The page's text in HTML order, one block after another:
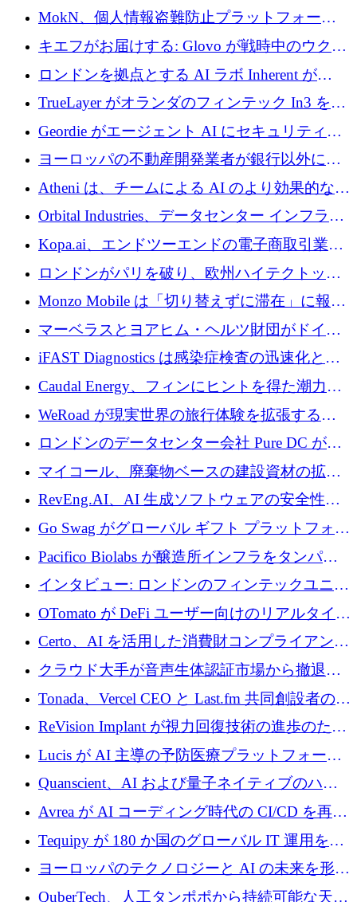
TrueLayer が In3 を買収、ロンドンが首位の座
を奪還
MokN、個人情報盗難防止プラットフォーム
の成長のためにシリーズ A で 1,500 万ドルを
調達
キエフがお届けする: Glovo が戦時中のウクラ
イナで最も急速に成長する市場の 1 つをどの
ように拡大したか
ロンドンを拠点とする AI ラボ Inherent が
5,000 万ドルの資金調達でステルスから浮上
TrueLayer がオランダのフィンテック In3 を買
収、チェックアウト時にクレジットを提供
Geordie がエージェント AI にセキュリティと
ガバナンスをもたらすために 3,000 万ドルを
ヨーロッパの不動産開発業者が銀行以外にも
目を向けているため、InRentoの資金調達額は
1億ユーロを突破
Atheni は、チームによる AI のより効果的な使
用を支援するために 35 万ポンドを確保
Orbital Industries、データセンター インフラス
トラクチャ システムの拡張に 5,000 万ドルを
確保
Kopa.ai、エンドツーエンドの電子商取引業務
用の AI エージェントを構築するために 200
万ユーロを調達
ロンドンがパリを破り、欧州ハイテクトップ
の座を奪還
Monzo Mobile は「切り替えずに滞在」に報酬
を与える
マーベラスとヨアヒム・ヘルツ財団がドイツ
の商業化ギャップを埋めるために2,000万ユー
ロのディープテック基金を立ち上げる
iFAST Diagnostics は感染症検査の迅速化と抗
菌薬耐性への取り組みに 500 万ポンドを寄付
Caudal Energy、フィンにヒントを得た潮力発
電技術の規模拡大に向けて 430 万ポンドを調
WeRoad が現実世界の旅行体験を拡張するた
めに 5,800 万ドルを獲得
ロンドンのデータセンター会社 Pure DC が欧
州と中東の拡張に 27 億ドルを確保
マイコール、廃棄物ベースの建設資材の拡大
に400万ポンドを投資
RevEng.AI、AI 生成ソフトウェアの安全性を
確保するために 1,500 万ドルを調達
Go Swag がグローバル ギフト プラットフォー
ムを拡大するために 500 万ドルを調達
Pacifico Biolabs が醸造所インフラをタンパク
質生産に転換するために 700 万ユーロを調達
インタビュー: ロンドンのフィンテックユニコ
ーン Tide の CEO、オリバー・プリル氏
OTomato が DeFi ユーザー向けのリアルタイム
インテリジェンス レイヤーを構築するために
Improbable から 200 万ドルを調達
Certo、AI を活用した消費財コンプライアンス
プラットフォームのために 400 万ドルを調達
クラウド大手が音声生体認証市場から撤退す
るなか、Voxmindが54万6,000ポンドのプレシ
ード資金を調達
Tonada、Vercel CEO と Last.fm 共同創設者の支
援を受けてステルス撤退
ReVision Implant が視力回復技術の進歩のため
に 400 万ユーロを確保
Lucis が AI 主導の予防医療プラットフォーム
を拡大するためにシリーズ A で 2,000 万ドル
を調達
Quanscient、AI および量子ネイティブのハー
ドウェア エンジニアリングを推進するために
1,000 万ユーロを調達
Avrea が AI コーディング時代の CI/CD を再発
明するために 470 万ドルをかけてステルスか
ら浮上
Tequipy が 180 か国のグローバル IT 運用を自
動化するために 300 万ユーロ以上を調達
ヨーロッパのテクノロジーと AI の未来を形作
る: イノベーション リーダーが Nexus
QuberTech、人工タンポポから持続可能な天然